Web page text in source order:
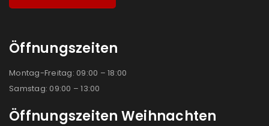
Öffnungszeiten
Montag-Freitag: 09:00 – 18:00
Samstag: 09:00 – 13:00
Öffnungszeiten Weihnachten